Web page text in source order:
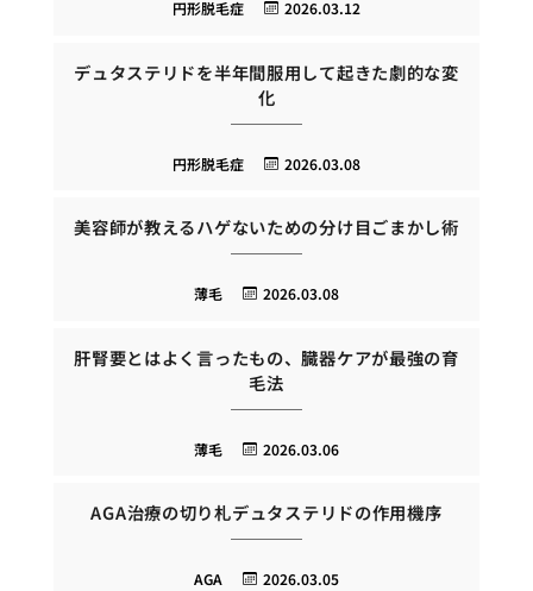
2026.03.12
円形脱毛症
デュタステリドを半年間服用して起きた劇的な変
化
2026.03.08
円形脱毛症
美容師が教えるハゲないための分け目ごまかし術
2026.03.08
薄毛
肝腎要とはよく言ったもの、臓器ケアが最強の育
毛法
2026.03.06
薄毛
AGA治療の切り札デュタステリドの作用機序
2026.03.05
AGA